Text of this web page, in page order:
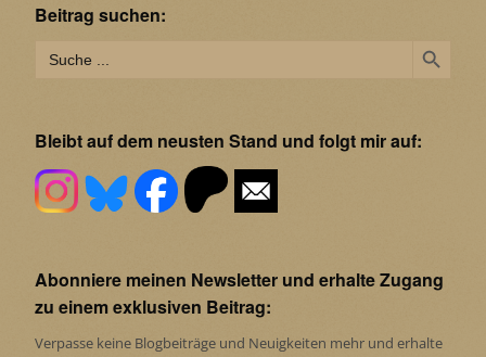
Beitrag suchen:
for:
Bleibt auf dem neusten Stand und folgt mir auf:
Abonniere meinen Newsletter und erhalte Zugang
zu einem exklusiven Beitrag:
Verpasse keine Blogbeiträge und Neuigkeiten mehr und erhalte